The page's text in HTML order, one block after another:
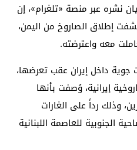
نشره عبر منصة «تلغرام»، إن
إطلاق الصاروخ من اليمن،
معه واعترضته.
داخل إيران عقب تعرضها،
إيرانية، وُصفت بأنها
وذلك رداً على الغارات
الجنوبية للعاصمة اللبنانية